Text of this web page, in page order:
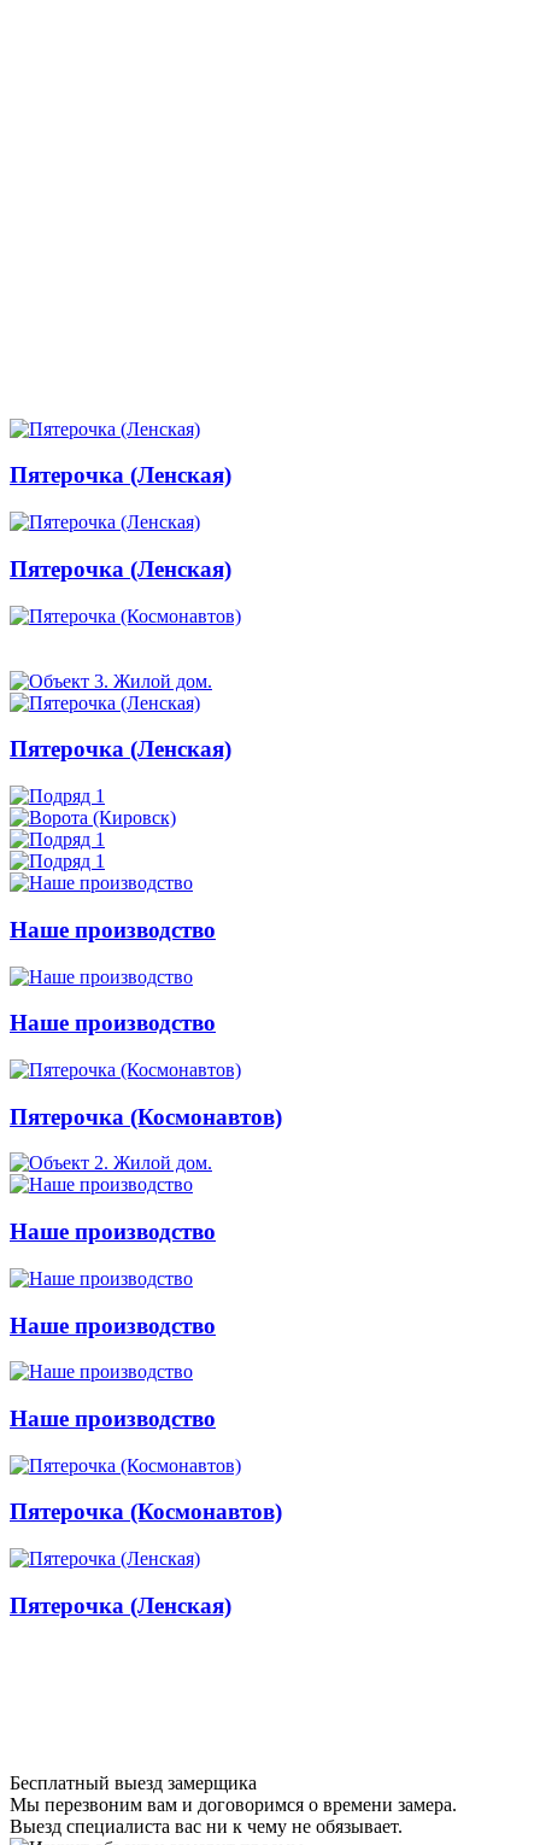
Пятерочка (Ленская)
Пятерочка (Ленская)
Пятерочка (Ленская)
Наше производство
Наше производство
Пятерочка (Космонавтов)
Наше производство
Наше производство
Наше производство
Пятерочка (Космонавтов)
Пятерочка (Ленская)
Бесплатный выезд замерщика
Мы перезвоним вам и договоримся о времени замера.
Выезд специалиста вас ни к чему не обязывает.